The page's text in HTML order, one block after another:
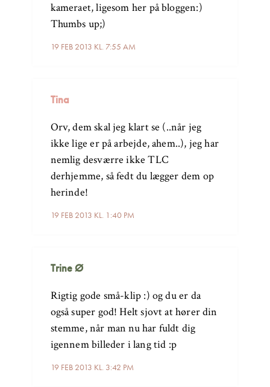
19 FEB 2013 KL. 7:55 AM
kameraet, ligesom her på bloggen:)
Thumbs up;)
Tina
19 FEB 2013 KL. 1:40 PM
Orv, dem skal jeg klart se (..når jeg
ikke lige er på arbejde, ahem..), jeg har
nemlig desværre ikke TLC
derhjemme, så fedt du lægger dem op
herinde!
Trine Ø
19 FEB 2013 KL. 3:42 PM
Rigtig gode små-klip :) og du er da
også super god! Helt sjovt at hører din
stemme, når man nu har fuldt dig
igennem billeder i lang tid :p